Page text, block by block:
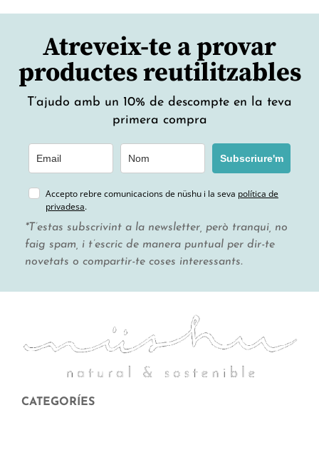
Atreveix-te a provar
productes reutilitzables
T’ajudo amb un 10% de descompte en la teva
primera compra
Subscriure'm
Accepto rebre comunicacions de nüshu i la seva política de
privadesa.
*T’estas subscrivint a la newsletter, però tranqui, no
faig spam, i t’escric de manera puntual per dir-te
novetats o compartir-te coses interessants.
CATEGORÍES